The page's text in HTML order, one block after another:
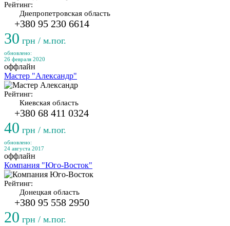
Рейтинг:
Днепропетровская область
+380 95 230 6614
30 грн / м.пог.
обновлено:
26 февраля 2020
оффлайн
Мастер "Александр"
Рейтинг:
Киевская область
+380 68 411 0324
40 грн / м.пог.
обновлено:
24 августа 2017
оффлайн
Компания "Юго-Восток"
Рейтинг:
Донецкая область
+380 95 558 2950
20 грн / м.пог.